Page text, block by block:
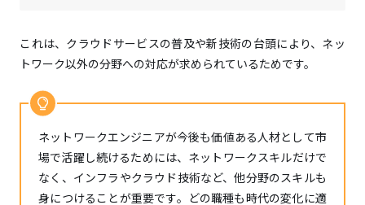
これは、クラウドサービスの普及や新技術の台頭により、ネッ
トワーク以外の分野への対応が求められているためです。
ネットワークエンジニアが今後も価値ある人材として市
場で活躍し続けるためには、ネットワークスキルだけで
なく、インフラやクラウド技術など、他分野のスキルも
身につけることが重要です。どの職種も時代の変化に適